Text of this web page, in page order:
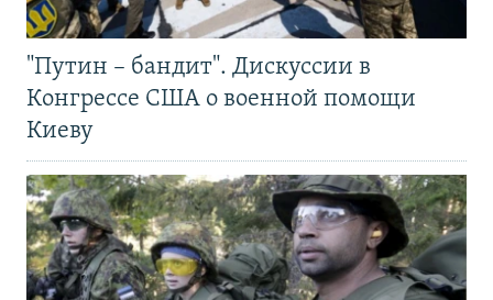
"Путин – бандит". Дискуссии в
Конгрессе США о военной помощи
Киеву